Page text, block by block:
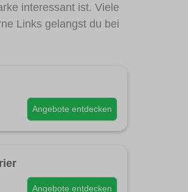
interessant ist. Viele
Links gelangst du bei
Angebote entdecken
Angebote entdecken